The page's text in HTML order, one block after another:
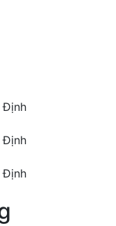
Định
Định
Định